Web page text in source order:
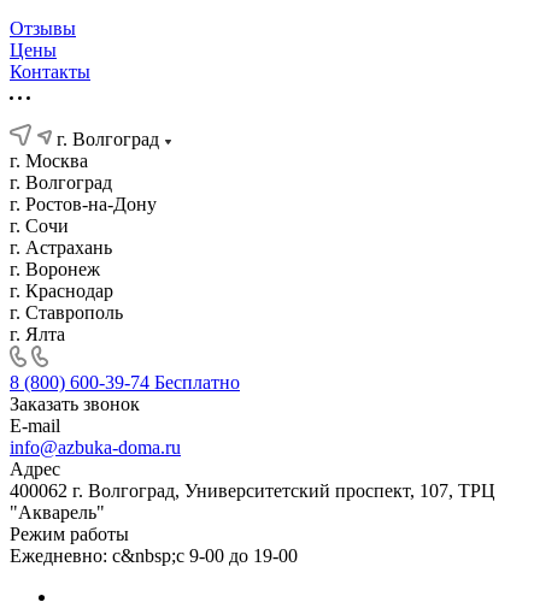
Отзывы
Цены
Контакты
г. Волгоград
г. Москва
г. Волгоград
г. Ростов-на-Дону
г. Сочи
г. Астрахань
г. Воронеж
г. Краснодар
г. Ставрополь
г. Ялта
8 (800) 600-39-74 Бесплатно
Заказать звонок
E-mail
info@azbuka-doma.ru
Адрес
400062 г. Волгоград, Университетский проспект, 107, ТРЦ
"Акварель"
Режим работы
Ежедневно: с&nbsp;с 9-00 до 19-00